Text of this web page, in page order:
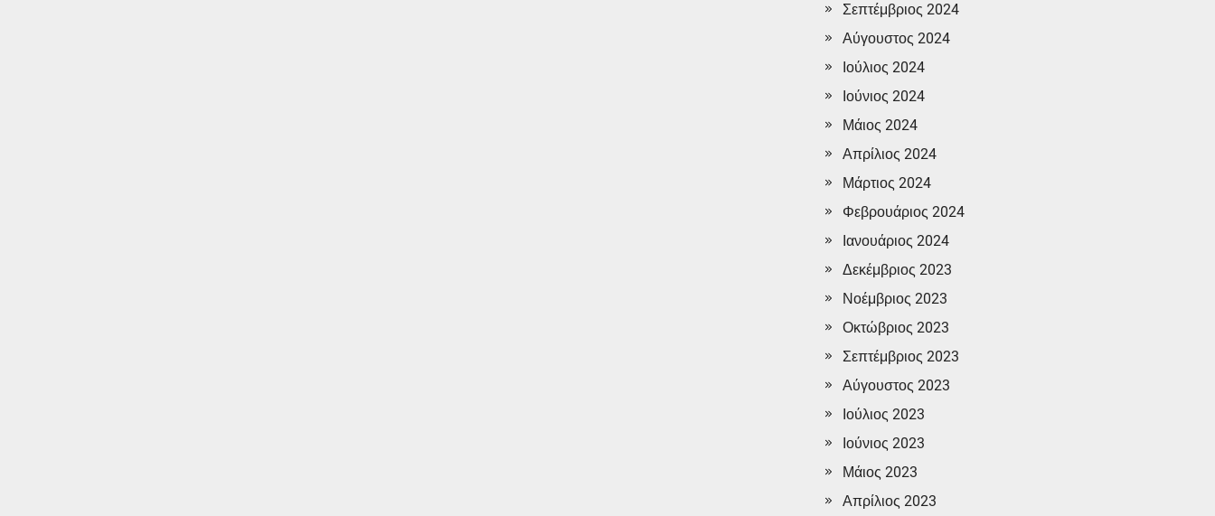
Σεπτέμβριος 2024
Αύγουστος 2024
Ιούλιος 2024
Ιούνιος 2024
Μάιος 2024
Απρίλιος 2024
Μάρτιος 2024
Φεβρουάριος 2024
Ιανουάριος 2024
Δεκέμβριος 2023
Νοέμβριος 2023
Οκτώβριος 2023
Σεπτέμβριος 2023
Αύγουστος 2023
Ιούλιος 2023
Ιούνιος 2023
Μάιος 2023
Απρίλιος 2023